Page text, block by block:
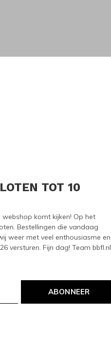
TOT 10
komt kijken! Op het
Bestellingen die vandaag
weer met veel enthousiasme en
versturen. Fijn dag! Team bbfl.nl
ABONNEER